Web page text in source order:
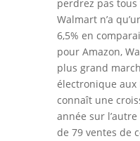
perdrez pas tous
Walmart n’a
6,5% en
pour Amazon,
plus grand
électronique aux
connaît une
année sur
de 79 ventes de